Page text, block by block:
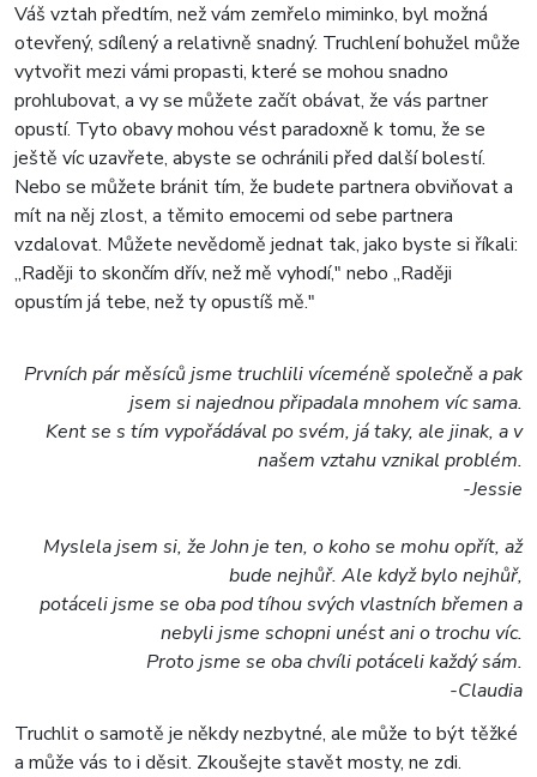
Váš vztah předtím, než vám zemřelo miminko, byl možná
otevřený, sdílený a relativně snadný. Truchlení bohužel může
vytvořit mezi vámi propasti, které se mohou snadno
prohlubovat, a vy se můžete začít obávat, že vás partner
opustí. Tyto obavy mohou vést paradoxně k tomu, že se
ještě víc uzavřete, abyste se ochránili před další bolestí.
Nebo se můžete bránit tím, že budete partnera obviňovat a
mít na něj zlost, a těmito emocemi od sebe partnera
vzdalovat. Můžete nevědomě jednat tak, jako byste si říkali:
„Raději to skončím dřív, než mě vyhodí," nebo „Raději
opustím já tebe, než ty opustíš mě."
Prvních pár měsíců jsme truchlili víceméně společně a pak
jsem si najednou připadala mnohem víc sama.
Kent se s tím vypořádával po svém, já taky, ale jinak, a v
našem vztahu vznikal problém.
-Jessie
Myslela jsem si, že John je ten, o koho se mohu opřít, až
bude nejhůř. Ale když bylo nejhůř,
potáceli jsme se oba pod tíhou svých vlastních břemen a
nebyli jsme schopni unést ani o trochu víc.
Proto jsme se oba chvíli potáceli každý sám.
-Claudia
Truchlit o samotě je někdy nezbytné, ale může to být těžké
a může vás to i děsit. Zkoušejte stavět mosty, ne zdi.